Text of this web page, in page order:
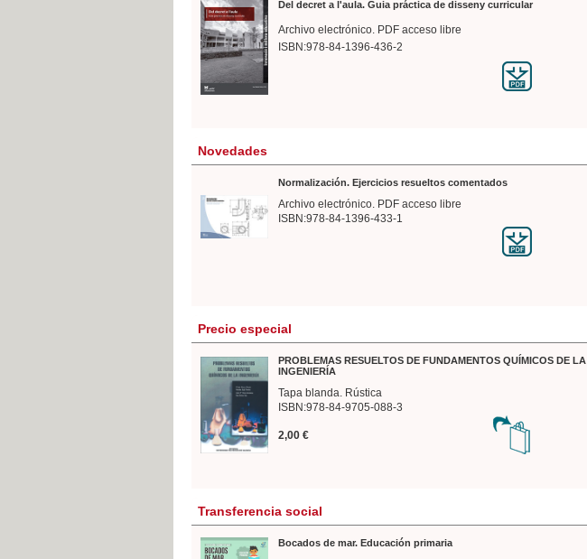
Del decret a l'aula. Guia práctica de disseny curricular
Archivo electrónico. PDF acceso libre
ISBN:978-84-1396-436-2
Novedades
Normalización. Ejercicios resueltos comentados
Archivo electrónico. PDF acceso libre
ISBN:978-84-1396-433-1
Precio especial
PROBLEMAS RESUELTOS DE FUNDAMENTOS QUÍMICOS DE LA
INGENIERÍA
Tapa blanda. Rústica
ISBN:978-84-9705-088-3
2,00 €
Transferencia social
Bocados de mar. Educación primaria